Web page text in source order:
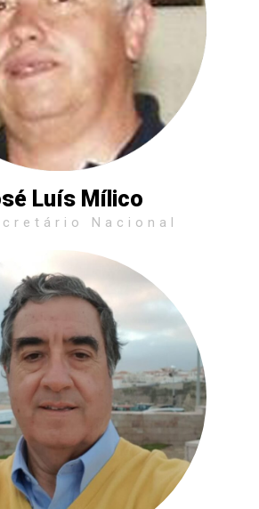
Luís Mílico
Nacional